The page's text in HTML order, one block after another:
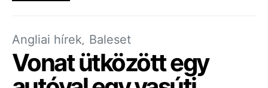
Angliai hírek Baleset
Vonat ütközött egy